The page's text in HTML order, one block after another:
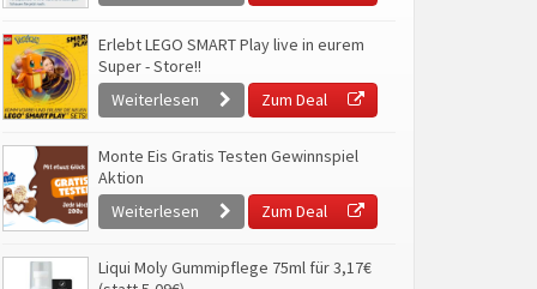
Erlebt LEGO SMART Play live in eurem
Super - Store!!
Weiterlesen
Zum Deal
Monte Eis Gratis Testen Gewinnspiel
Aktion
Weiterlesen
Zum Deal
Liqui Moly Gummipflege 75ml für 3,17€